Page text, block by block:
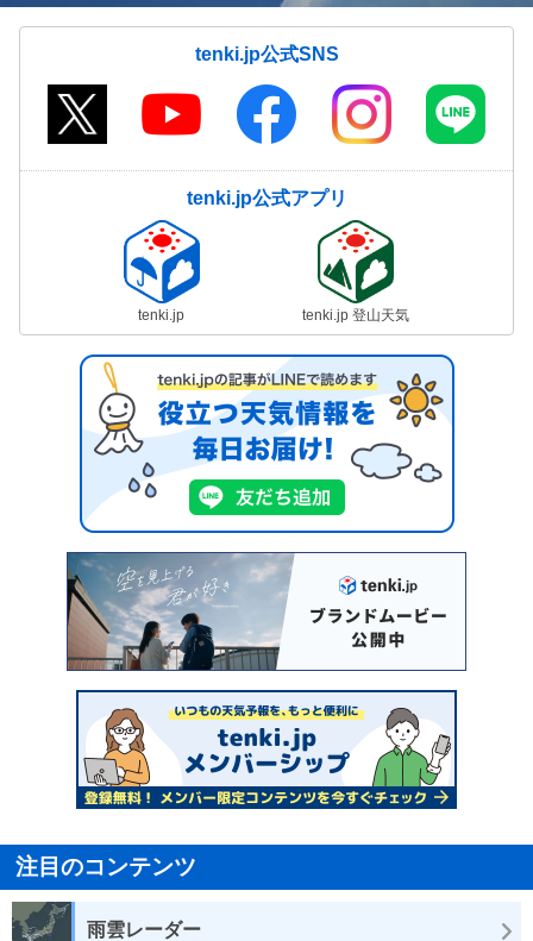
tenki.jp公式SNS
tenki.jp公式アプリ
tenki.jp tenki.jp 登山天気
注目のコンテンツ
雨雲レーダー